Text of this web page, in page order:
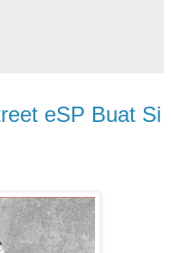
eSP Buat Si